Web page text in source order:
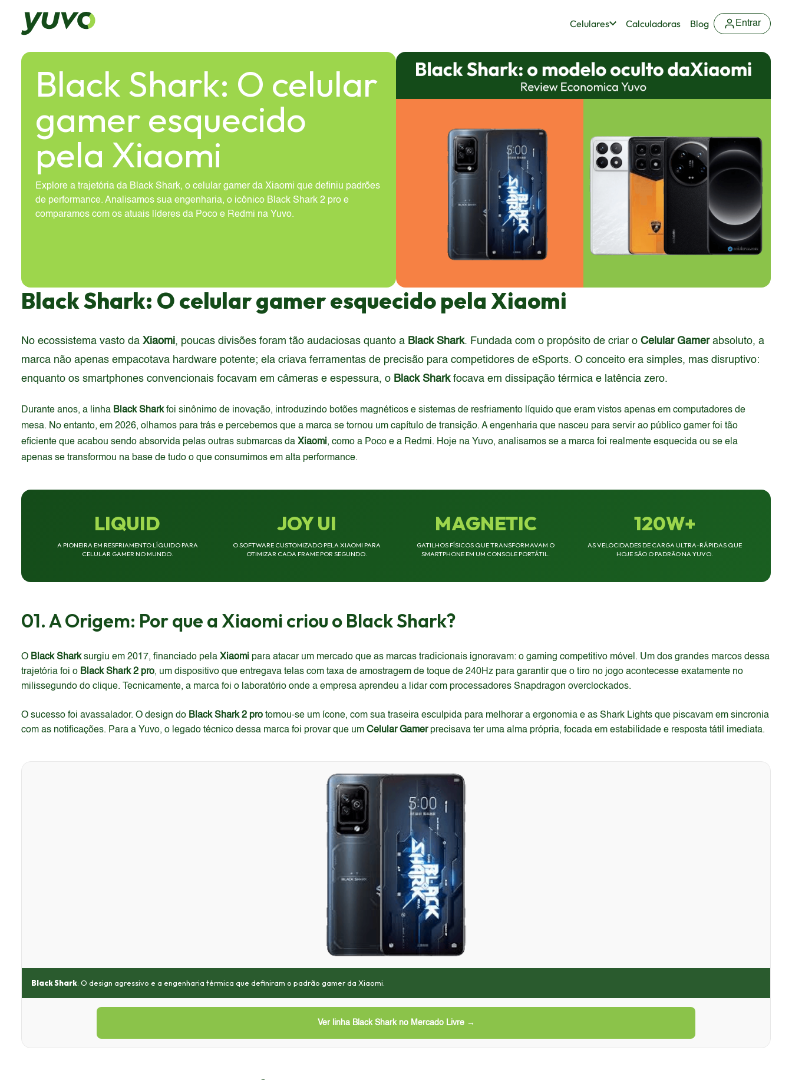
Celulares Calculadoras Blog Entrar
Black Shark: O celular
gamer esquecido
pela Xiaomi
Explore a trajetória da Black Shark, o celular gamer da Xiaomi que definiu padrões
de performance. Analisamos sua engenharia, o icônico Black Shark 2 pro e
comparamos com os atuais líderes da Poco e Redmi na Yuvo.
Black Shark: O celular gamer esquecido pela Xiaomi
No ecossistema vasto da Xiaomi, poucas divisões foram tão audaciosas quanto a Black Shark. Fundada com o propósito de criar o Celular Gamerabsoluto, a
marca não apenas empacotava hardware potente; ela criava ferramentas de precisão para competidores de eSports. O conceito era simples, mas disruptivo:
enquanto os smartphones convencionais focavam em câmeras e espessura, o Black Sharkfocava em dissipação térmica e latência zero.
Durante anos, a linha Black Sharkfoi sinônimo de inovação, introduzindo botões magnéticos e sistemas de resfriamento líquido que eram vistos apenas em computadores de
mesa. No entanto, em 2026, olhamos para trás e percebemos que a marca se tornou um capítulo de transição. A engenharia que nasceu para servir ao público gamer foi tão
eficiente que acabou sendo absorvida pelas outras submarcas da Xiaomi, como a Poco e a Redmi. Hoje na Yuvo, analisamos se a marca foi realmente esquecida ou se ela
apenas se transformou na base de tudo o que consumimos em alta performance.
LIQUID
A PIONEIRA EM RESFRIAMENTO LÍQUIDO PARA
CELULAR GAMER NO MUNDO.
JOY UI
O SOFTWARE CUSTOMIZADO PELA XIAOMI PARA
OTIMIZAR CADA FRAME POR SEGUNDO.
MAGNETIC
GATILHOS FÍSICOS QUE TRANSFORMAVAM O
SMARTPHONE EM UM CONSOLE PORTÁTIL.
120W+
AS VELOCIDADES DE CARGA ULTRA-RÁPIDAS QUE
HOJE SÃO O PADRÃO NA YUVO.
01. A Origem: Por que a Xiaomi criou o Black Shark?
O Black Sharksurgiu em 2017, financiado pela Xiaomi para atacar um mercado que as marcas tradicionais ignoravam: o gaming competitivo móvel. Um dos grandes marcos dessa
trajetória foi o Black Shark 2 pro, um dispositivo que entregava telas com taxa de amostragem de toque de 240Hz para garantir que o tiro no jogo acontecesse exatamente no
milissegundo do clique. Tecnicamente, a marca foi o laboratório onde a empresa aprendeu a lidar com processadores Snapdragon overclockados.
O sucesso foi avassalador. O design do Black Shark 2 pro tornou-se um ícone, com sua traseira esculpida para melhorar a ergonomia e as Shark Lights que piscavam em sincronia
com as notificações. Para a Yuvo, o legado técnico dessa marca foi provar que um Celular Gamerprecisava ter uma alma própria, focada em estabilidade e resposta tátil imediata.
Black Shark: O design agressivo e a engenharia térmica que definiram o padrão gamer da Xiaomi.
Ver linha Black Shark no Mercado Livre →